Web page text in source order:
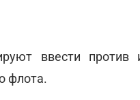
ввести против
флота.